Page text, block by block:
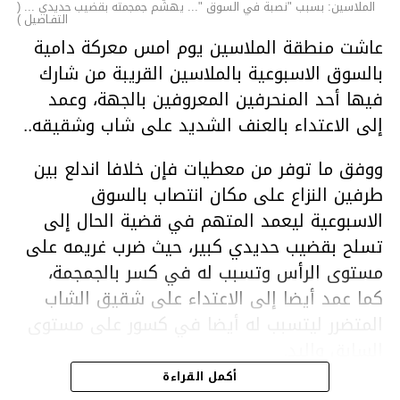
الملاسين: بسبب "نصبة في السوق "... يهشّم جمجمته بقضيب حديدي ... (
التفـاصيل )
عاشت منطقة الملاسين يوم امس معركة دامية
بالسوق الاسبوعية بالملاسين القريبة من شارك
فيها أحد المنحرفين المعروفين بالجهة، وعمد
إلى الاعتداء بالعنف الشديد على شاب وشقيقه..
ووفق ما توفر من معطيات فإن خلافا اندلع بين
طرفين النزاع على مكان انتصاب بالسوق
الاسبوعية ليعمد المتهم في قضية الحال إلى
تسلح بقضيب حديدي كبير، حيث ضرب غريمه على
مستوى الرأس وتسبب له في كسر بالجمجمة،
كما عمد أيضا إلى الاعتداء على شقيق الشاب
المتضرر ليتسبب له أيضا في كسور على مستوى
هذا وقد تمكن أعوان مركز الأمن الوطني بحي
أكمل القراءة